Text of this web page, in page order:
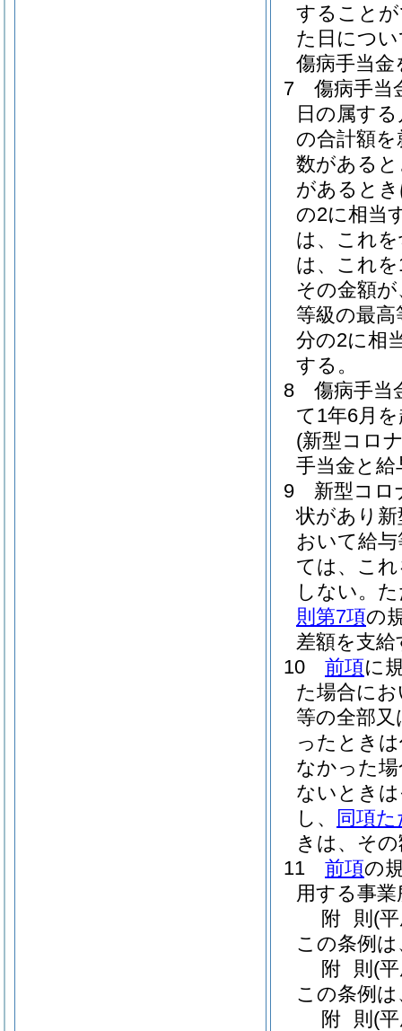
すること
た日につ
傷病手当
7
傷病手当
日の属す
の合計額
数がある
があると
の2に相当
は、これ
は、これ
その金額
等級の最
分の2に相
する。
8
傷病手当
て1年6月
(新型コロ
手当金と給
9
新型コロ
状があり
おいて給
ては、こ
しない。
則第7項の
差額を支給
10
前項に
た場合に
等の全部
ったとき
なかった
ないとき
し、
同項
きは、そ
11
前項の
用する事
附 則 (
この条例
附 則 (
この条例
附 則 (